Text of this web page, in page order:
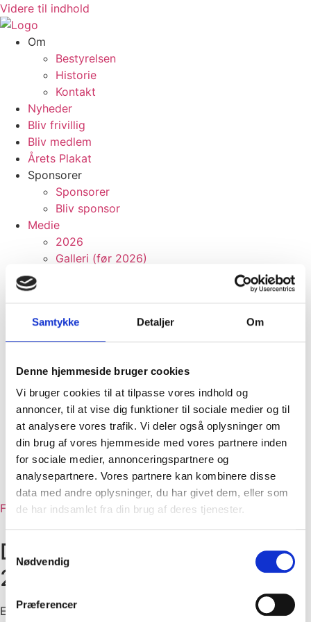
Samtykke Detaljer Om
Denne hjemmeside bruger cookies
Vi bruger cookies til at tilpasse vores indhold og
annoncer, til at vise dig funktioner til sociale medier og til
at analysere vores trafik. Vi deler også oplysninger om
din brug af vores hjemmeside med vores partnere inden
for sociale medier, annonceringspartnere og
analysepartnere. Vores partnere kan kombinere disse
data med andre oplysninger, du har givet dem, eller som
de har indsamlet fra din brug af deres tjenester.
Samtykkevalg
Nødvendig
Præferencer
Videre til indhold
Om
Bestyrelsen
Historie
Kontakt
Nyheder
Bliv frivillig
Bliv medlem
Årets Plakat
Sponsorer
Sponsorer
Bliv sponsor
Medie
2026
Galleri (før 2026)
Om
Kontakt
Nyheder
Bliv medlem
Årets Plakat
Sponsorer
Sponsorer
Bliv sponsor
Medie
2026
Galleri (før 2026)
Facebook Instagram Linkedin Tiktok
Danish Rainbow Awards
2024
Et nyt år og nye muligheder for at stemme på vores